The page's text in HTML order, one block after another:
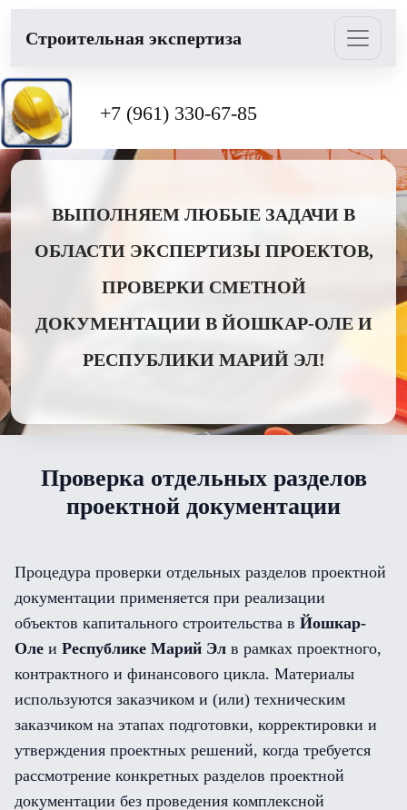
Cтроительная экспертиза
+7 (961) 330-67-85
ВЫПОЛНЯЕМ ЛЮБЫЕ ЗАДАЧИ В
ОБЛАСТИ ЭКСПЕРТИЗЫ ПРОЕКТОВ,
ПРОВЕРКИ СМЕТНОЙ
ДОКУМЕНТАЦИИ В ЙОШКАР-ОЛЕ И
РЕСПУБЛИКИ МАРИЙ ЭЛ!
Проверка отдельных разделов
проектной документации
Процедура проверки отдельных разделов проектной
документации применяется при реализации
объектов капитального строительства в Йошкар-
Оле и Республике Марий Эл в рамках проектного,
контрактного и финансового цикла. Материалы
используются заказчиком и (или) техническим
заказчиком на этапах подготовки, корректировки и
утверждения проектных решений, когда требуется
рассмотрение конкретных разделов проектной
документации без проведения комплексной